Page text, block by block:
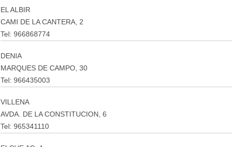
EL ALBIR
CAMI DE LA CANTERA, 2
Tel: 966868774
DENIA
MARQUES DE CAMPO, 30
Tel: 966435003
VILLENA
AVDA. DE LA CONSTITUCION, 6
Tel: 965341110